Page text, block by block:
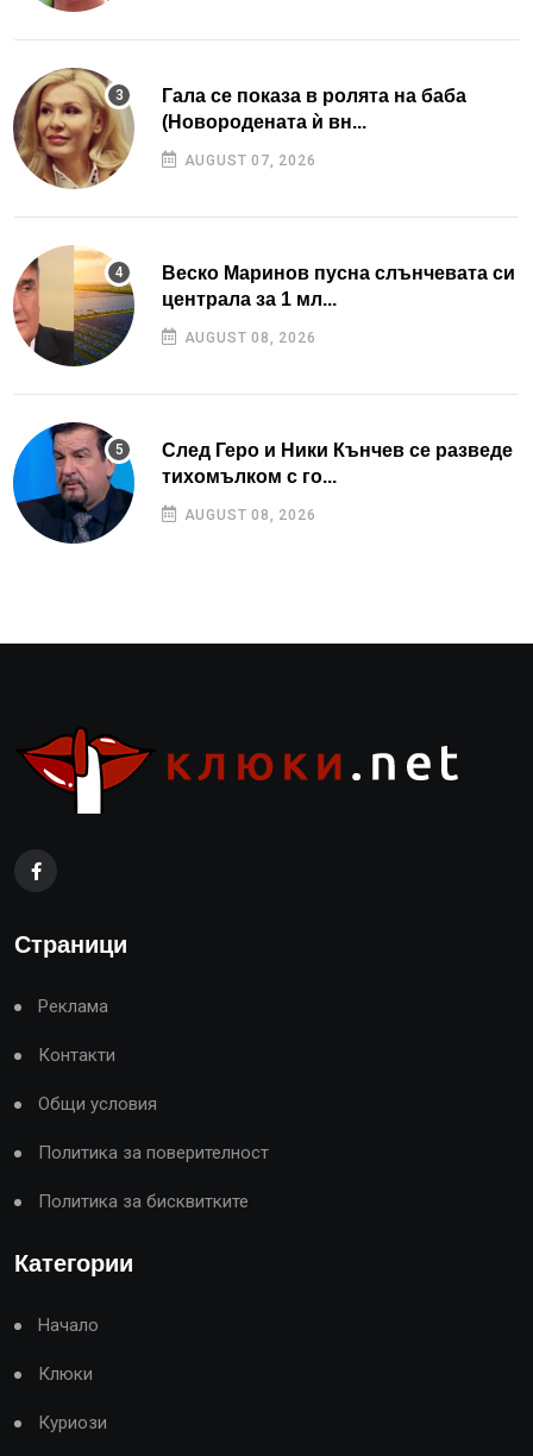
Гала се показа в ролята на баба
(Новородената ѝ вн...
AUGUST 07, 2026
Веско Маринов пусна слънчевата си
централа за 1 мл...
AUGUST 08, 2026
След Геро и Ники Кънчев се разведе
тихомълком с го...
AUGUST 08, 2026
Страници
Реклама
Контакти
Общи условия
Политика за поверителност
Политика за бисквитките
Категории
Начало
Клюки
Куриози